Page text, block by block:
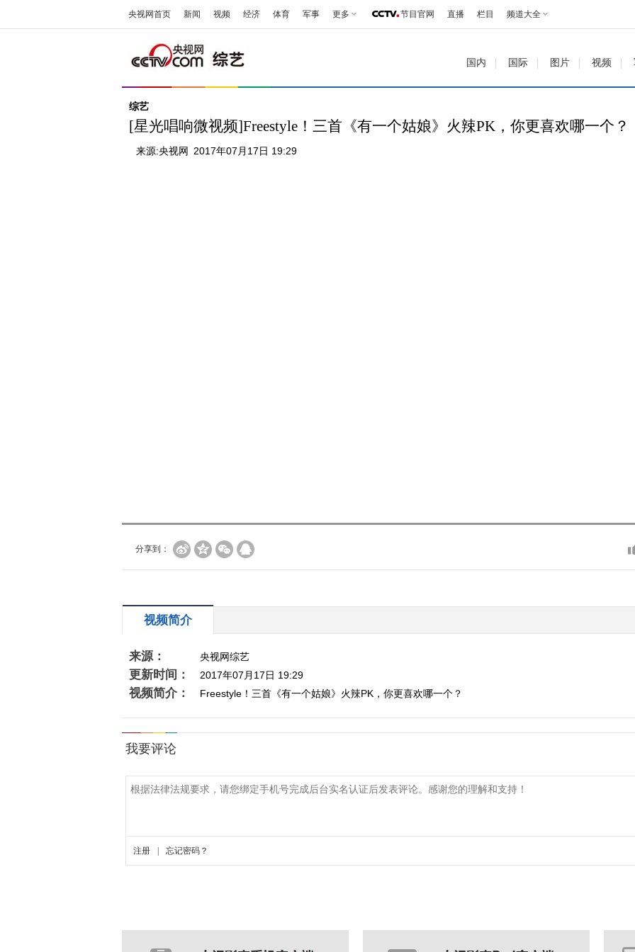
央视网首页 新闻 视频 经济 体育 军事 更多 节目官网 直播 栏目 频道大全
国内 国际 图片 视频
综艺
[星光唱响微视频]Freestyle！三首《有一个姑娘》火辣PK，你更喜欢哪一个？
来源:央视网 2017年07月17日 19:29
分享到：
视频简介
来源： 央视网综艺
更新时间： 2017年07月17日 19:29
视频简介： Freestyle！三首《有一个姑娘》火辣PK，你更喜欢哪一个？